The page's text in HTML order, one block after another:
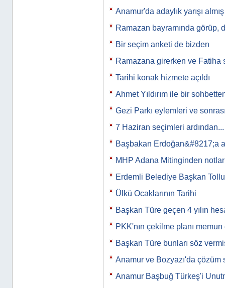
Anamur'da adaylık yarışı
Ramazan bayramında görüp,
Bir seçim anketi de bizden
Ramazana girerken ve Fatiha
Tarihi konak hizmete açıldı
Ahmet Yıldırım ile bir
Gezi Parkı eylemleri ve
7 Haziran seçimleri ardından...
Başbakan Erdoğan&#8217;a
MHP Adana Mitinginden notlar
Erdemli Belediye Başkan
Ülkü Ocaklarının Tarihi
Başkan Türe geçen 4 yılın
PKK'nın çekilme planı
Başkan Türe bunları söz
Anamur ve Bozyazı'da çözüm
Anamur Başbuğ Türkeş'i